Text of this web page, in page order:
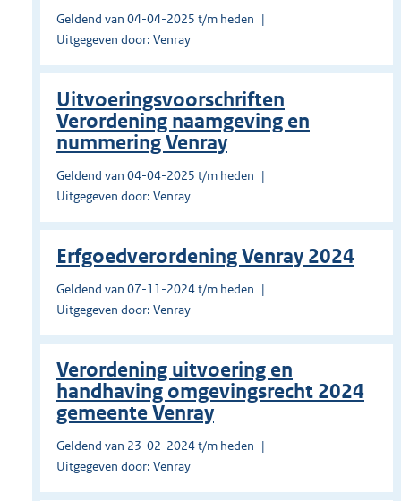
Geldend van 04-04-2025 t/m heden
Uitgegeven door: Venray
Uitvoeringsvoorschriften
Verordening naamgeving en
nummering Venray
Geldend van 04-04-2025 t/m heden
Uitgegeven door: Venray
Erfgoedverordening Venray 2024
Geldend van 07-11-2024 t/m heden
Uitgegeven door: Venray
Verordening uitvoering en
handhaving omgevingsrecht 2024
gemeente Venray
Geldend van 23-02-2024 t/m heden
Uitgegeven door: Venray